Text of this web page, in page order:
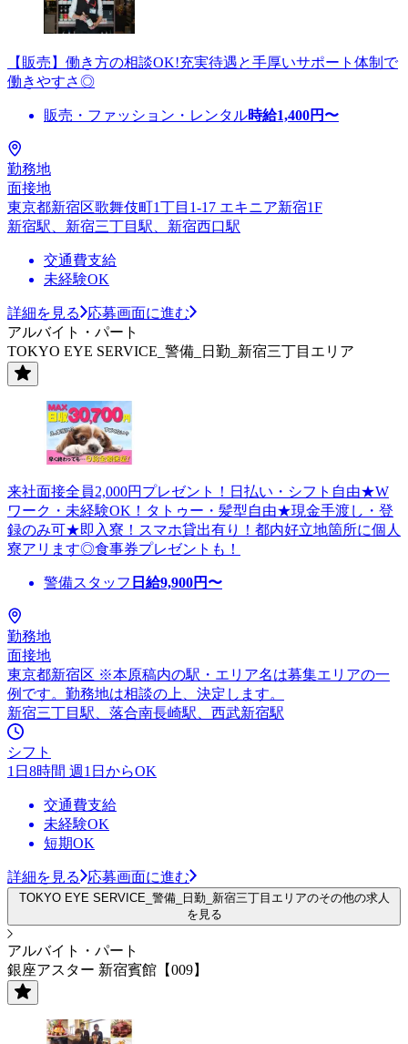
【販売】働き方の相談OK!充実待遇と手厚いサポート体制で
働きやすさ◎
販売・ファッション・レンタル時給1,400円〜
勤務地
面接地
東京都新宿区歌舞伎町1丁目1-17 エキニア新宿1F
新宿駅、新宿三丁目駅、新宿西口駅
交通費支給
未経験OK
詳細を見る
応募画面に進む
アルバイト・パート
TOKYO EYE SERVICE_警備_日勤_新宿三丁目エリア
来社面接全員2,000円プレゼント！日払い・シフト自由★W
ワーク・未経験OK！タトゥー・髪型自由★現金手渡し・登
録のみ可★即入寮！スマホ貸出有り！都内好立地箇所に個人
寮アリます◎食事券プレゼントも！
警備スタッフ 日給9,900円〜
勤務地
面接地
東京都新宿区 ※本原稿内の駅・エリア名は募集エリアの一
例です。勤務地は相談の上、決定します。
新宿三丁目駅、落合南長崎駅、西武新宿駅
シフト
1日8時間 週1日からOK
交通費支給
未経験OK
短期OK
詳細を見る 応募画面に進む
TOKYO EYE SERVICE_警備_日勤_新宿三丁目エリアのその他の求人
を見る
アルバイト・パート
銀座アスター 新宿賓館【009】